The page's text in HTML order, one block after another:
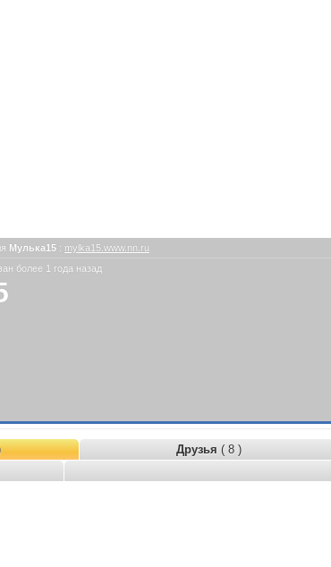
Мулька15 : mylka15.www.nn.ru
более 1 года назад
Друзья ( 8 )